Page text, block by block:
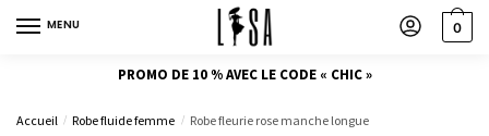
MENU 0
PROMO DE 10 % AVEC LE CODE « CHIC »
Accueil / Robe fluide femme / Robe fleurie rose manche longue